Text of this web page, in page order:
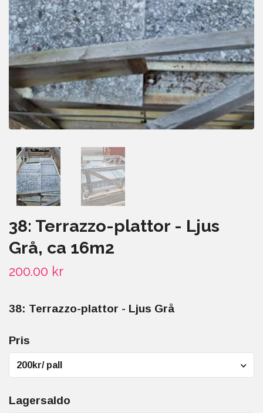
38: Terrazzo-plattor - Ljus
Grå, ca 16m2
200.00 kr
38: Terrazzo-plattor - Ljus Grå
Pris
200kr/ pall
Lagersaldo